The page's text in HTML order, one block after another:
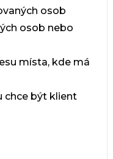
osob
osob nebo
místa, kde má
chce být klient